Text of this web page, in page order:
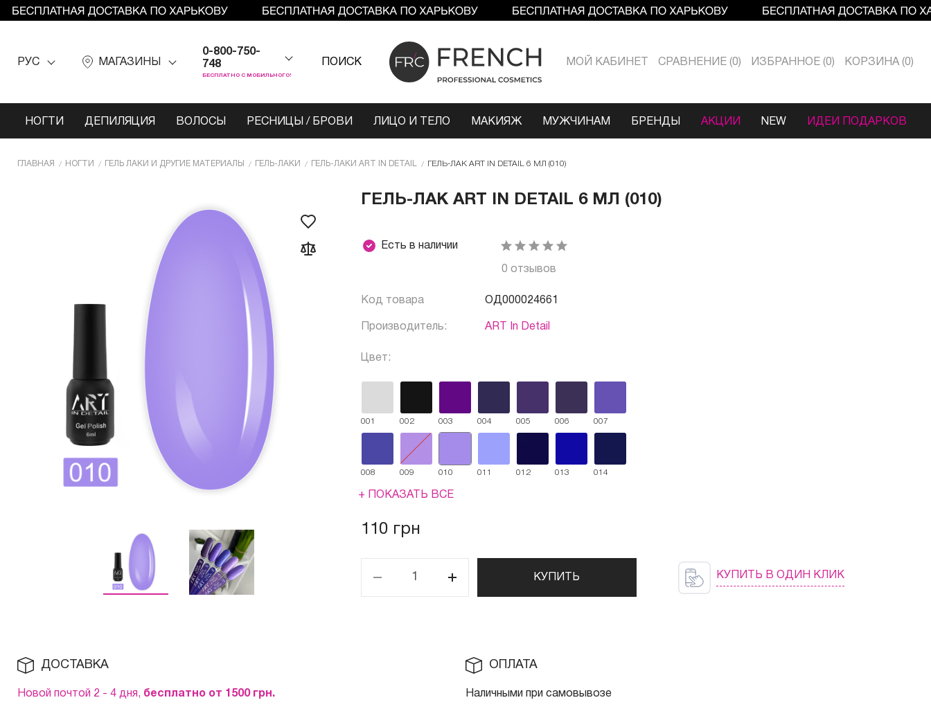
РУС МАГАЗИНЫ
0-800-750-
748
БЕСПЛАТНО С МОБИЛЬНОГО!
ПОИСК МОЙ КАБИНЕТ СРАВНЕНИЕ 0 ИЗБРАННОЕ 0 КОРЗИНА 0
НОГТИ ДЕПИЛЯЦИЯ ВОЛОСЫ РЕСНИЦЫ / БРОВИ ЛИЦО И ТЕЛО МАКИЯЖ МУЖЧИНАМ БРЕНДЫ АКЦИИ NEW ИДЕИ ПОДАРКОВ
ГЛАВНАЯ НОГТИ ГЕЛЬ ЛАКИ И ДРУГИЕ МАТЕРИАЛЫ ГЕЛЬ-ЛАКИ ГЕЛЬ-ЛАКИ ART IN DETAIL ГЕЛЬ-ЛАК ART IN DETAIL 6 МЛ (010)
ГЕЛЬ-ЛАК ART IN DETAIL 6 МЛ (010)
Есть в наличии
0 отзывов
Код товара ОД000024661
Производитель: ART In Detail
Цвет:
001 002 003 004 005 006 007
008 009 010 011 012 013 014
+ ПОКАЗАТЬ ВСЕ
110 грн
КУПИТЬ КУПИТЬ В ОДИН КЛИК
ДОСТАВКА
Новой почтой 2 - 4 дня, бесплатно от 1500 грн.
ОПЛАТА
Наличными при самовывозе